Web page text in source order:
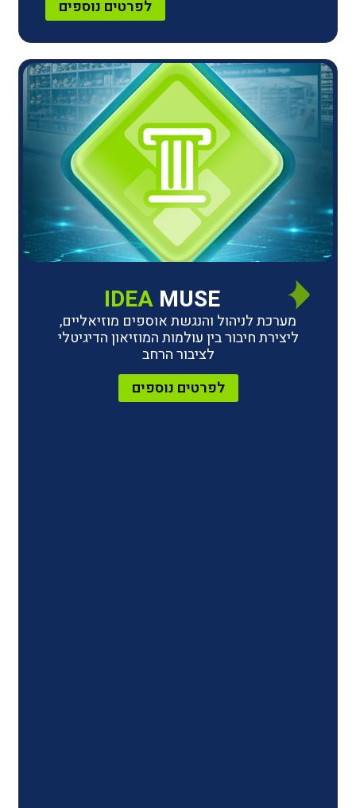
IDEA MUSE
והנגשת אוספים מוזיאליים,
בין עולמות המוזיאון הדיגיטלי